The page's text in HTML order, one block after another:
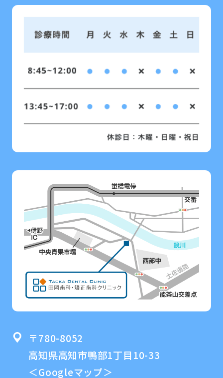
〒780-8052
高知県高知市鴨部1丁目10-33
＜Googleマップ＞